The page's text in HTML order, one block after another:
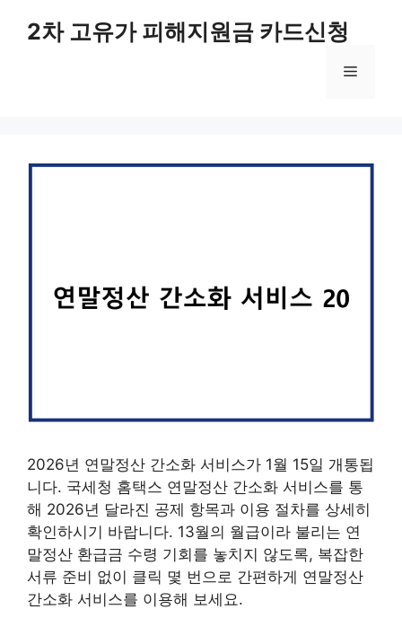
2차 고유가 피해지원금 카드신청
메
2026년 연말정산 간소화 서비스가 1월 15일 개통됩
니다. 국세청 홈택스 연말정산 간소화 서비스를 통
해 2026년 달라진 공제 항목과 이용 절차를 상세히
확인하시기 바랍니다. 13월의 월급이라 불리는 연
말정산 환급금 수령 기회를 놓치지 않도록, 복잡한
서류 준비 없이 클릭 몇 번으로 간편하게 연말정산
간소화 서비스를 이용해 보세요.